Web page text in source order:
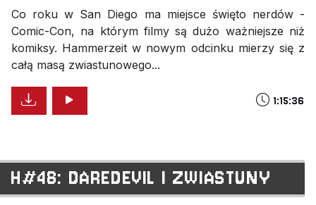
Co roku w San Diego ma miejsce święto nerdów -
Comic-Con, na którym filmy są dużo ważniejsze niż
komiksy. Hammerzeit w nowym odcinku mierzy się z
całą masą zwiastunowego...
1:15:36
H#48: DAREDEVIL I ZWIASTUNY